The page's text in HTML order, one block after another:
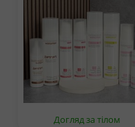
Догляд за тілом